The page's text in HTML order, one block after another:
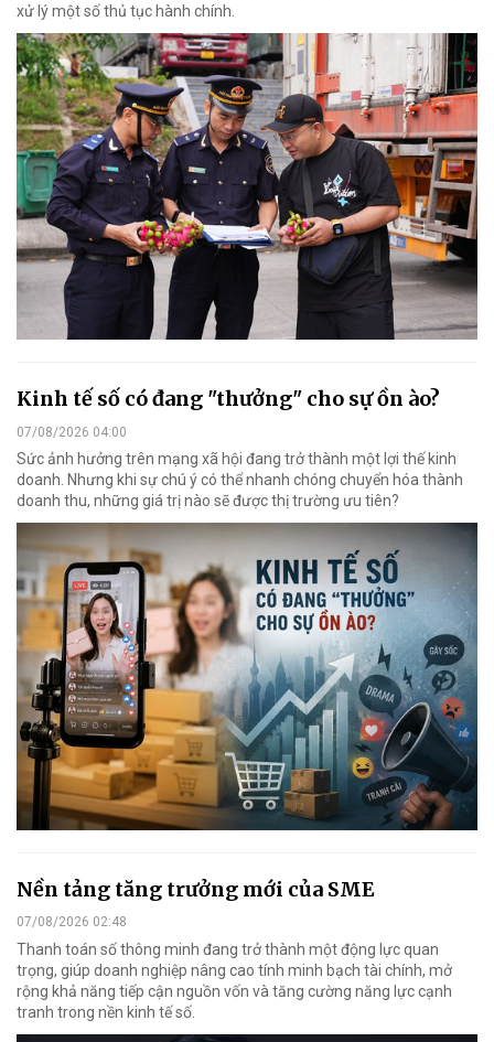
xử lý một số thủ tục hành chính.
Kinh tế số có đang "thưởng" cho sự ồn ào?
07/08/2026 04:00
Sức ảnh hưởng trên mạng xã hội đang trở thành một lợi thế kinh
doanh. Nhưng khi sự chú ý có thể nhanh chóng chuyển hóa thành
doanh thu, những giá trị nào sẽ được thị trường ưu tiên?
Nền tảng tăng trưởng mới của SME
07/08/2026 02:48
Thanh toán số thông minh đang trở thành một động lực quan
trọng, giúp doanh nghiệp nâng cao tính minh bạch tài chính, mở
rộng khả năng tiếp cận nguồn vốn và tăng cường năng lực cạnh
tranh trong nền kinh tế số.